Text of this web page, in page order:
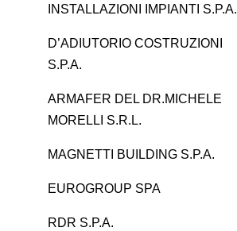
INSTALLAZIONI IMPIANTI S.P.A.
D’ADIUTORIO COSTRUZIONI
S.P.A.
ARMAFER DEL DR.MICHELE
MORELLI S.R.L.
MAGNETTI BUILDING S.P.A.
EUROGROUP SPA
RDR S.P.A.